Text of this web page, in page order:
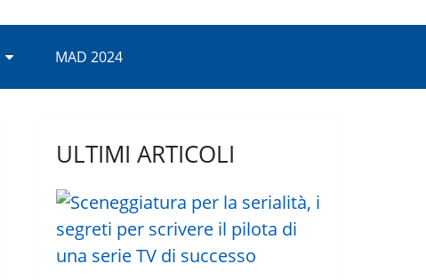
MAD 2024
ULTIMI ARTICOLI